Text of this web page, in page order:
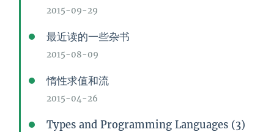
2015-09-29
最近读的一些杂书
2015-08-09
惰性求值和流
2015-04-26
Types and Programming Languages (3)